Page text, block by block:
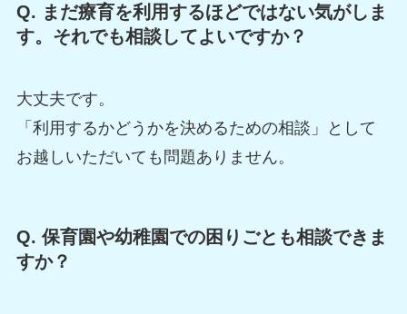
Q. まだ療育を利用するほどではない気がしま
す。それでも相談してよいですか？
大丈夫です。
「利用するかどうかを決めるための相談」として
お越しいただいても問題ありません。
Q. 保育園や幼稚園での困りごとも相談できま
すか？